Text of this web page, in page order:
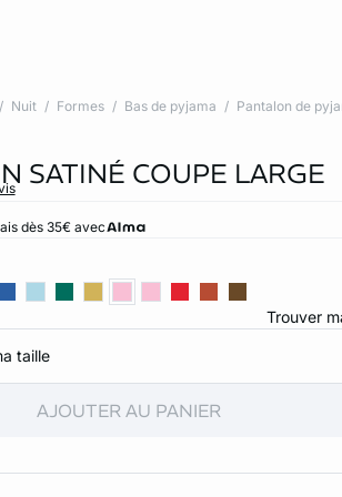
Nuit Formes Bas de pyjama Pantalon de
SATINÉ COUPE LARGE
dès 35€ avec
Trouver
taille
AJOUTER AU PANIER